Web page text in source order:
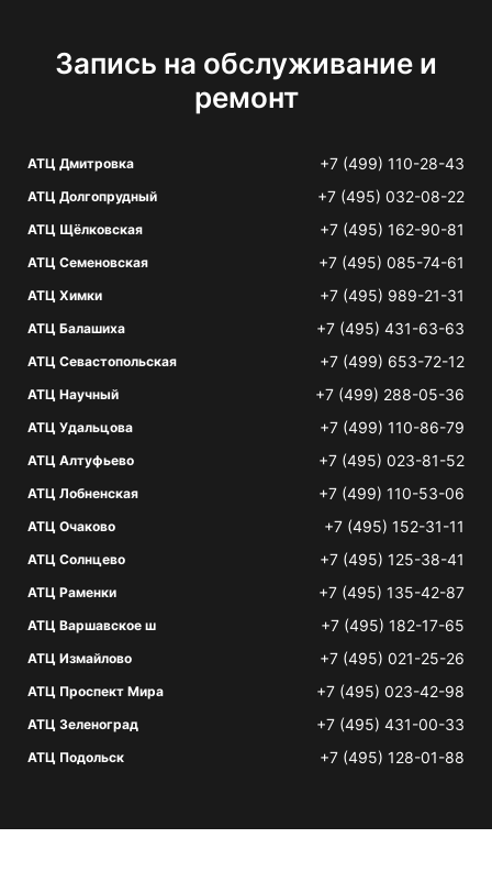
Запись на обслуживание и
ремонт
АТЦ Дмитровка +7 (499) 110-28-43
АТЦ Долгопрудный +7 (495) 032-08-22
АТЦ Щёлковская +7 (495) 162-90-81
АТЦ Семеновская +7 (495) 085-74-61
АТЦ Химки +7 (495) 989-21-31
АТЦ Балашиха +7 (495) 431-63-63
АТЦ Севастопольская +7 (499) 653-72-12
АТЦ Научный +7 (499) 288-05-36
АТЦ Удальцова +7 (499) 110-86-79
АТЦ Алтуфьево +7 (495) 023-81-52
АТЦ Лобненская +7 (499) 110-53-06
АТЦ Очаково +7 (495) 152-31-11
АТЦ Солнцево +7 (495) 125-38-41
АТЦ Раменки +7 (495) 135-42-87
АТЦ Варшавское ш +7 (495) 182-17-65
АТЦ Измайлово +7 (495) 021-25-26
АТЦ Проспект Мира +7 (495) 023-42-98
АТЦ Зеленоград +7 (495) 431-00-33
АТЦ Подольск +7 (495) 128-01-88